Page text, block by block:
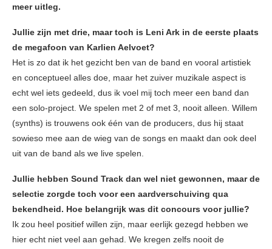
meer uitleg.
Jullie zijn met drie, maar toch is Leni Ark in de eerste plaats
de megafoon van Karlien Aelvoet?
Het is zo dat ik het gezicht ben van de band en vooral artistiek
en conceptueel alles doe, maar het zuiver muzikale aspect is
echt wel iets gedeeld, dus ik voel mij toch meer een band dan
een solo-project. We spelen met 2 of met 3, nooit alleen. Willem
(synths) is trouwens ook één van de producers, dus hij staat
sowieso mee aan de wieg van de songs en maakt dan ook deel
uit van de band als we live spelen.
Jullie hebben Sound Track dan wel niet gewonnen, maar de
selectie zorgde toch voor een aardverschuiving qua
bekendheid. Hoe belangrijk was dit concours voor jullie?
Ik zou heel positief willen zijn, maar eerlijk gezegd hebben we
hier echt niet veel aan gehad. We kregen zelfs nooit de